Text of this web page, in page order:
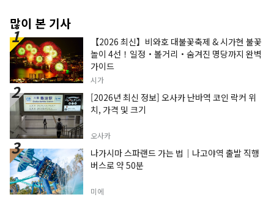
많이 본 기사
【2026 최신】비와호 대불꽃축제 & 시가현 불꽃
놀이 4선！일정・볼거리・숨겨진 명당까지 완벽
가이드
시가
[2026년 최신 정보] 오사카 난바역 코인 락커 위
치, 가격 및 크기
오사카
나가시마 스파랜드 가는 법｜나고야역 출발 직행
버스로 약 50분
미에